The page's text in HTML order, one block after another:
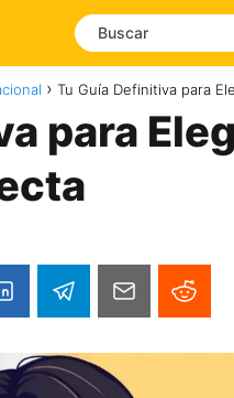
Tu Guía Definitiva para
para